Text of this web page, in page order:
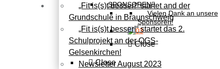
SPONSOREN
Vielen Dank an unsere
Sponsoren!
Close
Close
„Fit is(s)t besser!“ startet and der
Grundschule in Braunschweig
„Fit is(s)t besser!“ startet das 2.
Schulprojekt an der OGS-
Gelsenkirchen!
Newsletter August 2023